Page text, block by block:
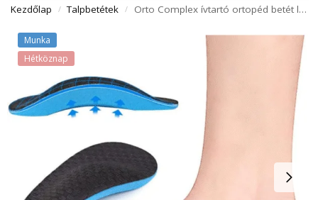
Kezdőlap / Talpbetétek / Orto Complex ívtartó ortopéd betét lapos lábra
Munka
Hétköznap